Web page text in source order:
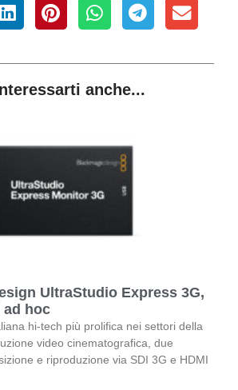
anche...
UltraStudio Express 3G,
ad hoc
hi-tech più prolifica nei settori della
video cinematografica, due
e riproduzione via SDI 3G e HDMI